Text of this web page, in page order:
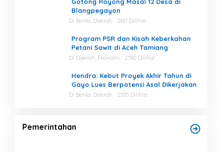
Blangpegayon
Di Berita, Daerah 2661 Dilihat
Program PSR dan Kisah Keberkahan
Petani Sawit di Aceh Tamiang
Di Daerah, Ekonomi 2590 Dilihat
Hendra: Kebut Proyek Akhir Tahun di
Gayo Lues Berpotensi Asal Dikerjakan
Di Berita, Daerah 2535 Dilihat
Pemerintahan